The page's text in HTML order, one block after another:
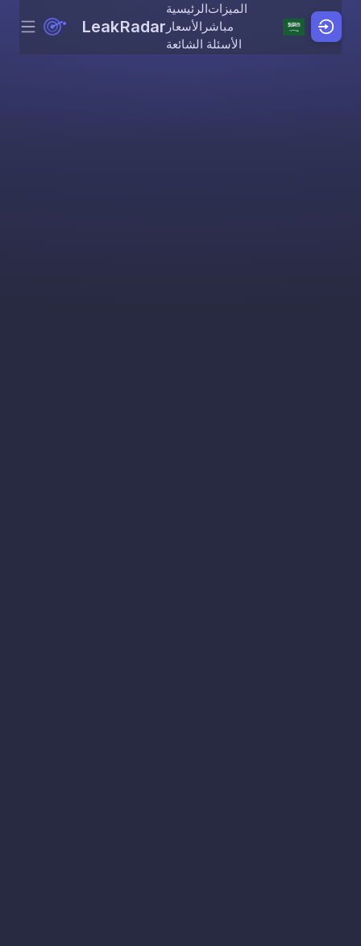
Skip to content
Menu LeakRadar
الرئيسيةالميزات
الأسعار مباشر
الأسئلة الشائعة